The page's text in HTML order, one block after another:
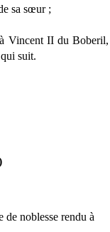
sa sœur ;
Vincent II du Boberil,
suit.
de noblesse rendu à